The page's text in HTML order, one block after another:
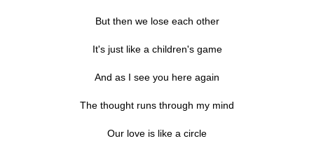
But then we lose each other
It's just like a children's game
And as I see you here again
The thought runs through my mind
Our love is like a circle